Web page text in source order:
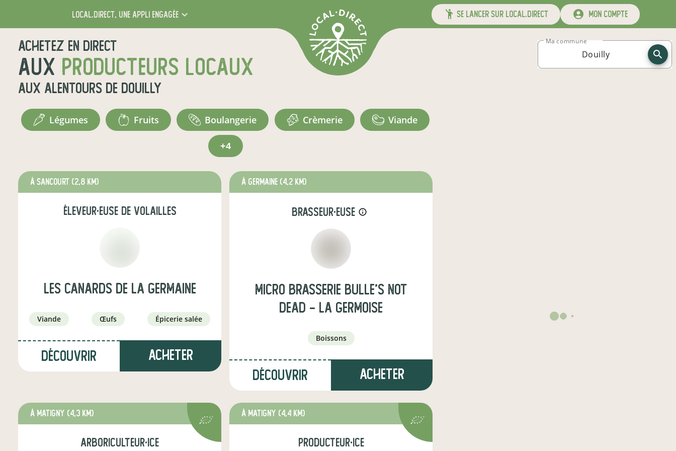
local.direct, une appli engagée se lancer sur local.direct mon compte
Achetez en direct
aux producteurs locaux
aux alentours de Douilly
légumes fruits boulangerie crèmerie viande
+4
Ma commune
à Sancourt (2,8 km)
éleveur·euse de volailles
Les Canards de la Germaine
viande œufs épicerie salée
Découvrir Acheter
à Germaine (4,2 km)
brasseur·euse info_outline
Micro brasserie Bulle's not
dead - La Germoise
boissons
Découvrir Acheter
à Matigny (4,3 km)
arboriculteur·ice
à Matigny (4,4 km)
producteur·ice